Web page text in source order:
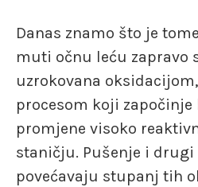
Danas znamo što je
muti očnu leću zapravo
uzrokovana
procesom koji započinje
promjene visoko
staničju. Pušenje i
povećavaju stupanj tih